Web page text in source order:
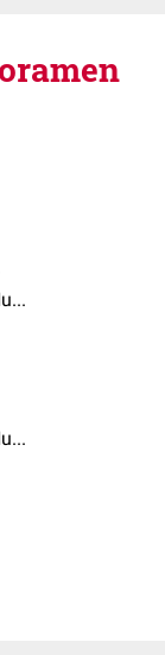
Student/in der Humanmedizin
Student/in der Humanmedizin